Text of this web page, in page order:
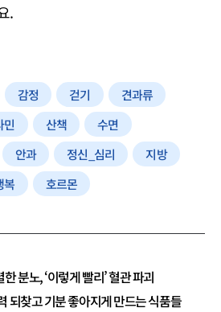
.
감정 걷기
견과류
민 산책
수면
안과 정신_심리
지방
복 호르몬
분노, ‘이렇게 빨리’ 혈관 파괴
되찾고 기분 좋아지게 만드는 식품들